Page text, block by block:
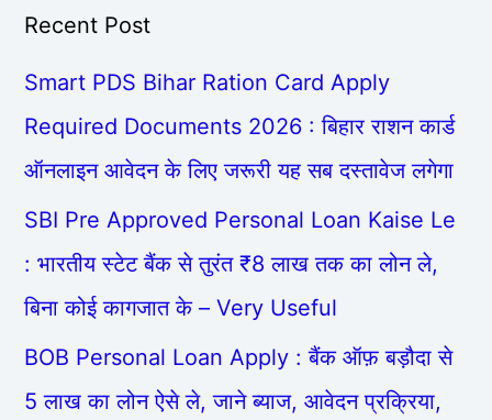
Recent Post
Smart PDS Bihar Ration Card Apply
Required Documents 2026 : बिहार राशन कार्ड
ऑनलाइन आवेदन के लिए जरूरी यह सब दस्तावेज लगेगा
SBI Pre Approved Personal Loan Kaise Le
: भारतीय स्टेट बैंक से तुरंत ₹8 लाख तक का लोन ले,
बिना कोई कागजात के – Very Useful
BOB Personal Loan Apply : बैंक ऑफ़ बड़ौदा से
5 लाख का लोन ऐसे ले, जाने ब्याज, आवेदन प्रक्रिया,